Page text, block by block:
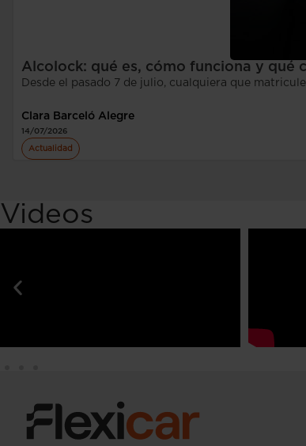
Alcolock: qué es, cómo funciona y qué
Desde el pasado 7 de julio, cualquiera que
Clara Barceló Alegre
14/07/2026
Actualidad
Videos